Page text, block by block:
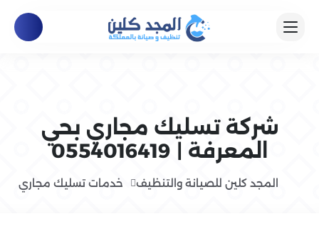
شركة تسليك مجاري بحي
المعرفة | 0554016419
المجد كلين للصيانة والتنظيف خدمات تسليك مجاري